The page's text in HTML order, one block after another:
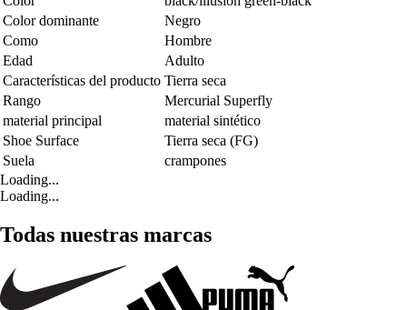
Color dominante
Negro
Como
Hombre
Edad
Adulto
Características del producto Tierra seca
Rango
Mercurial Superfly
material principal
material sintético
Shoe Surface
Tierra seca (FG)
Suela
crampones
Loading...
Loading...
Todas nuestras marcas